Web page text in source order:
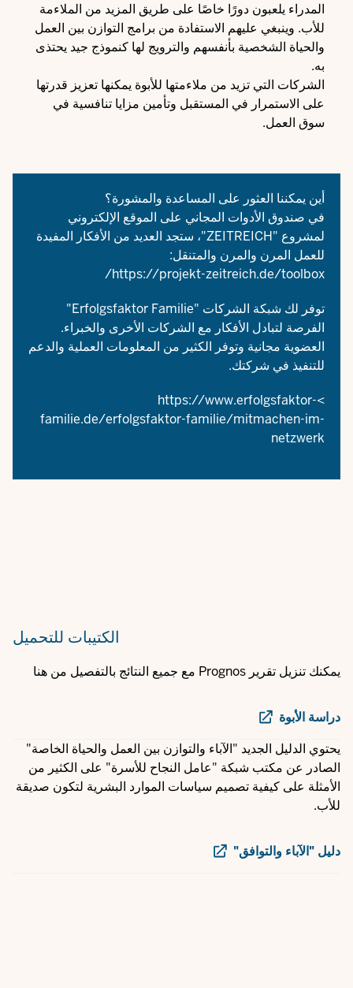
المدراء يلعبون دورًا خاصًا على طريق المزيد من الملاءمة
للأب. وينبغي عليهم الاستفادة من برامج التوازن بين العمل
والحياة الشخصية بأنفسهم والترويج لها كنموذج جيد يحتذى
به.
الشركات التي تزيد من ملاءمتها للأبوة يمكنها تعزيز قدرتها
على الاستمرار في المستقبل وتأمين مزايا تنافسية في
سوق العمل.
أين يمكننا العثور على المساعدة والمشورة؟
في صندوق الأدوات المجاني على الموقع الإلكتروني
لمشروع "ZEITREICH"، ستجد العديد من الأفكار المفيدة
للعمل المرن والمرن والمتنقل:
https://projekt-zeitreich.de/toolbox/
توفر لك شبكة الشركات "Erfolgsfaktor Familie"
الفرصة لتبادل الأفكار مع الشركات الأخرى والخبراء.
العضوية مجانية وتوفر الكثير من المعلومات العملية والدعم
للتنفيذ في شركتك.
>
https://www.erfolgsfaktor-
familie.de/erfolgsfaktor-familie/mitmachen-im-
netzwerk
الكتيبات للتحميل
يمكنك تنزيل تقرير Prognos مع جميع النتائج بالتفصيل من هنا
دراسة الأبوة
يحتوي الدليل الجديد "الآباء والتوازن بين العمل والحياة الخاصة"
الصادر عن مكتب شبكة "عامل النجاح للأسرة" على الكثير من
الأمثلة على كيفية تصميم سياسات الموارد البشرية لتكون صديقة
للأب.
دليل "الآباء والتوافق"